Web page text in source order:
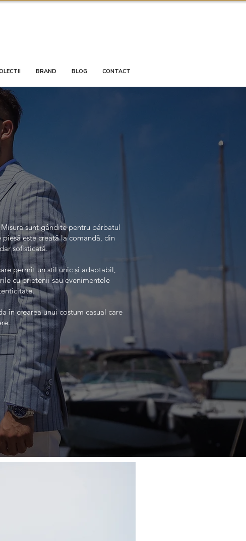
BRAND BLOG CONTACT
sunt gândite pentru bărbatul
este creată la comandă, din
sofisticată.
permit un stil unic și adaptabil,
cu prietenii sau evenimentele
în crearea unui costum casual care